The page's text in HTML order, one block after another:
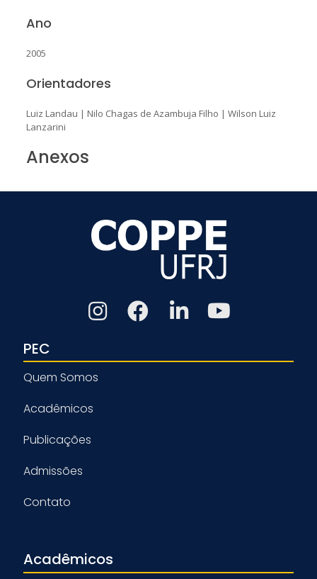
Ano
2005
Orientadores
Luiz Landau | Nilo Chagas de Azambuja Filho | Wilson Luiz
Lanzarini
Anexos
PEC
Quem Somos
Acadêmicos
Publicações
Admissões
Contato
Acadêmicos